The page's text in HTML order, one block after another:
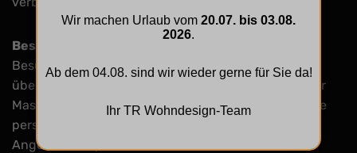
Besichtigung & Beratung
Besuchen Sie unseren
Ausstellungssalon
und
überzeugen Sie sich vor Ort von der Qualität unserer
Massivholz- und Designmöbel. Wir beraten Sie gerne
persönlich und erstellen Ihnen ein unverbindliches
Angebot, das perfekt auf Ihre Wünsche
Wir machen Urlaub vom 20.07. bis 03.08.
2026.
Ab dem 04.08. sind wir wieder gerne für Sie da!
Ihr TR Wohndesign-Team